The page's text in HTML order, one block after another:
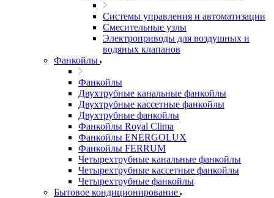
Системы управления и автоматизации
Смесительные узлы
Электроприводы для воздушных и
водяных клапанов
Фанкойлы
Фанкойлы
Двухтрубные канальные фанкойлы
Двухтрубные кассетные фанкойлы
Двухтрубные фанкойлы
Фанкойлы Royal Clima
Фанкойлы ENERGOLUX
Фанкойлы FERRUM
Четырехтрубные канальные фанкойлы
Четырехтрубные кассетные фанкойлы
Четырехтрубные фанкойлы
Бытовое кондиционирование